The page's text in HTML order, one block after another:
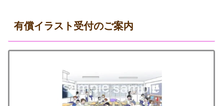
有償イラスト受付のご案内